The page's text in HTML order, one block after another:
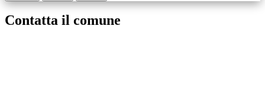
Contatta il comune